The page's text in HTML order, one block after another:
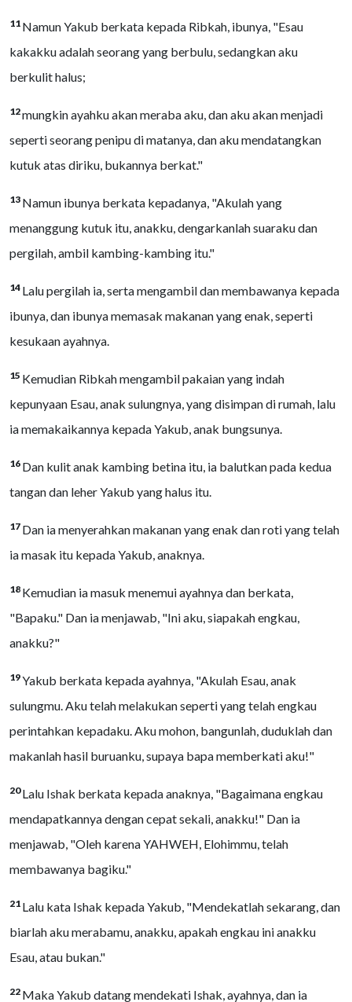
11 Namun Yakub berkata kepada Ribkah, ibunya, "Esau
kakakku adalah seorang yang berbulu, sedangkan aku
berkulit halus;
12mungkin ayahku akan meraba aku, dan aku akan menjadi
seperti seorang penipu di matanya, dan aku mendatangkan
kutuk atas diriku, bukannya berkat."
13 Namun ibunya berkata kepadanya, "Akulah yang
menanggung kutuk itu, anakku, dengarkanlah suaraku dan
pergilah, ambil kambing-kambing itu."
14 Lalu pergilah ia, serta mengambil dan membawanya kepada
ibunya, dan ibunya memasak makanan yang enak, seperti
kesukaan ayahnya.
15 Kemudian Ribkah mengambil pakaian yang indah
kepunyaan Esau, anak sulungnya, yang disimpan di rumah, lalu
ia memakaikannya kepada Yakub, anak bungsunya.
16 Dan kulit anak kambing betina itu, ia balutkan pada kedua
tangan dan leher Yakub yang halus itu.
17 Dan ia menyerahkan makanan yang enak dan roti yang telah
ia masak itu kepada Yakub, anaknya.
18 Kemudian ia masuk menemui ayahnya dan berkata,
"Bapaku." Dan ia menjawab, "Ini aku, siapakah engkau,
anakku?"
19Yakub berkata kepada ayahnya, "Akulah Esau, anak
sulungmu. Aku telah melakukan seperti yang telah engkau
perintahkan kepadaku. Aku mohon, bangunlah, duduklah dan
makanlah hasil buruanku, supaya bapa memberkati aku!"
20Lalu Ishak berkata kepada anaknya, "Bagaimana engkau
mendapatkannya dengan cepat sekali, anakku!" Dan ia
menjawab, "Oleh karena YAHWEH, Elohimmu, telah
membawanya bagiku."
21 Lalu kata Ishak kepada Yakub, "Mendekatlah sekarang, dan
biarlah aku merabamu, anakku, apakah engkau ini anakku
Esau, atau bukan."
22 Maka Yakub datang mendekati Ishak, ayahnya, dan ia